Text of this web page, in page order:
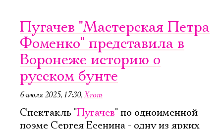
Пугачев "Мастерская Петра
Фоменко" представила в
Воронеже историю о
русском бунте
6 июля 2025, 17:30,Xrom
Спектакль "Пугачев" по одноименной
поэме Сергея Есенина - одну из ярких